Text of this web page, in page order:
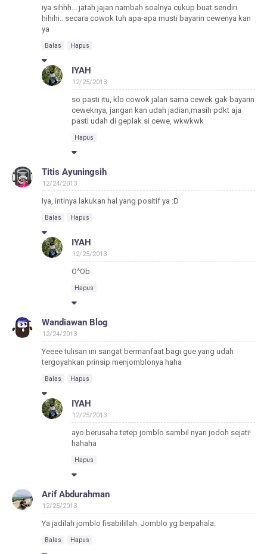
iya sihhh... jatah jajan nambah soalnya cukup buat sendiri
hihihi.. secara cowok tuh apa-apa musti bayarin cewenya kan
ya
Balas Hapus
IYAH
12/25/2013
so pasti itu, klo cowok jalan sama cewek gak bayarin
ceweknya, jangan kan udah jadian,masih pdkt aja
pasti udah di geplak si cewe, wkwkwk
Hapus
Titis Ayuningsih
12/24/2013
Iya, intinya lakukan hal yang positif ya :D
Balas Hapus
IYAH
12/25/2013
O^Ob
Hapus
Wandiawan Blog
12/24/2013
Yeeee tulisan ini sangat bermanfaat bagi gue yang udah
tergoyahkan prinsip menjomblonya haha
Balas Hapus
IYAH
12/25/2013
ayo berusaha tetep jomblo sambil nyari jodoh sejati!
hahaha
Hapus
Arif Abdurahman
12/25/2013
Ya jadilah jomblo fisabilillah. Jomblo yg berpahala.
Balas Hapus